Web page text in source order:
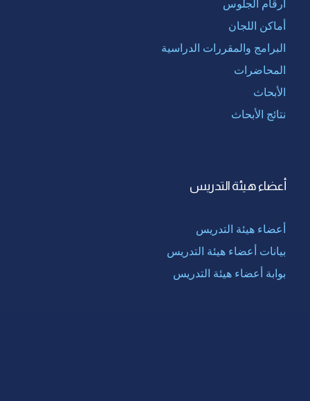
أرقام الجلوس
أماكن اللجان
البرامج والمقررات الدراسية
المحاضرات
الأبحاث
نتائج الأبحاث
أعضاء هيئة التدريس
أعضاء هيئة التدريس
بيانات أعضاء هيئة التدريس
بوابة أعضاء هيئة التدريس